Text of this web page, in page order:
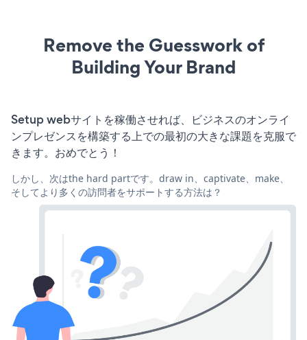
Remove the Guesswork of
Building Your Brand
Setup webサイトを稼働させれば、ビジネスのオンライ
ンプレゼンスを構築する上での最初の大きな課題を克服で
きます。おめでとう！
しかし、次はthe hard partです。draw in、captivate、make、
そしてより多くの訪問者をサポートする方法は？